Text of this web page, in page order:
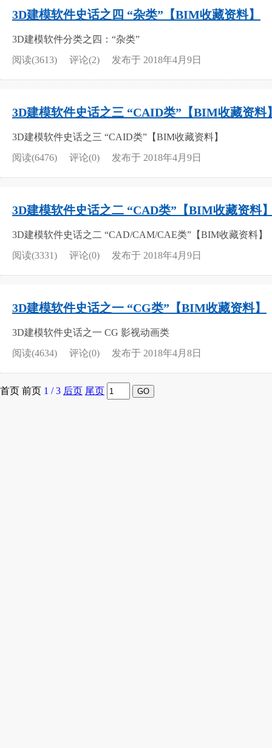
3D建模软件史话之四 “杂类”【BIM收藏资料】
3D建模软件分类之四：“杂类”
阅读(3613)
评论(2) 发布于 2018年4月9日
3D建模软件史话之三 “CAID类”【BIM收藏资料
3D建模软件史话之三 “CAID类”【BIM收藏资料】
阅读(6476)
评论(0) 发布于 2018年4月9日
3D建模软件史话之二 “CAD类”【BIM收藏资料
3D建模软件史话之二 “CAD/CAM/CAE类”【BIM收藏资料】
阅读(3331)
评论(0) 发布于 2018年4月9日
3D建模软件史话之一 “CG类”【BIM收藏资料】
3D建模软件史话之一 CG 影视动画类
阅读(4634)
评论(0) 发布于 2018年4月8日
首页 前页 1 / 3 后页 尾页